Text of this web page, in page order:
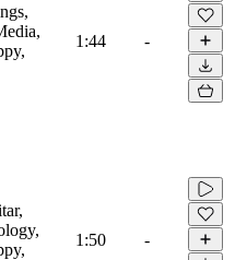
1:44 -
1:50 -